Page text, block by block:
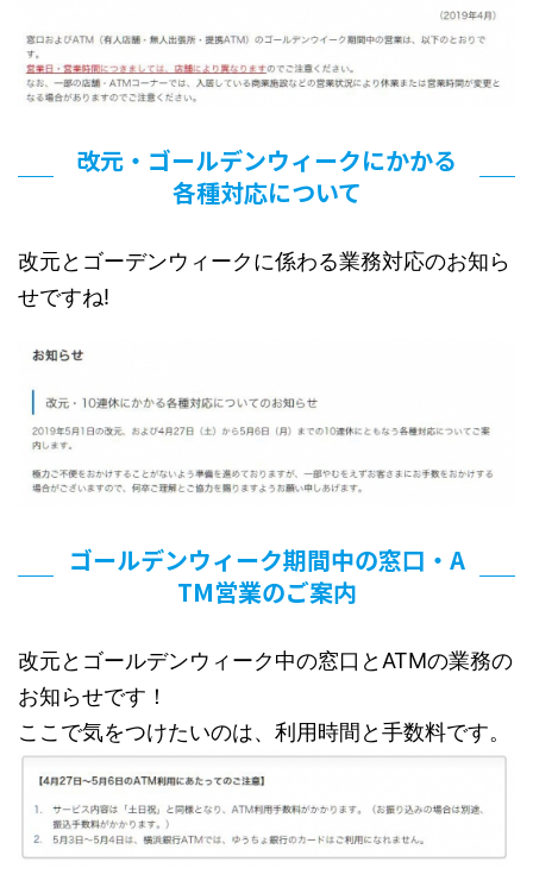
改元・ゴールデンウィークにかかる
各種対応について
改元とゴーデンウィークに係わる業務対応のお知ら
せですね!
ゴールデンウィーク期間中の窓口・A
TM営業のご案内
改元とゴールデンウィーク中の窓口とATMの業務の
お知らせです！
ここで気をつけたいのは、利用時間と手数料です。